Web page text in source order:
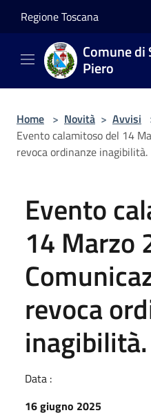
Regione Toscana
Comune di
Piero
Home > Novità > Avvisi
Evento calamitoso del 14
revoca ordinanze inagibilità.
Evento
14 Marzo
revoca
inagibilità.
Data :
16 giugno 2025